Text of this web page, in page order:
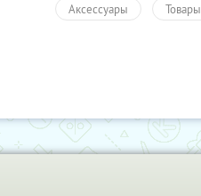
Аксессуары Товары